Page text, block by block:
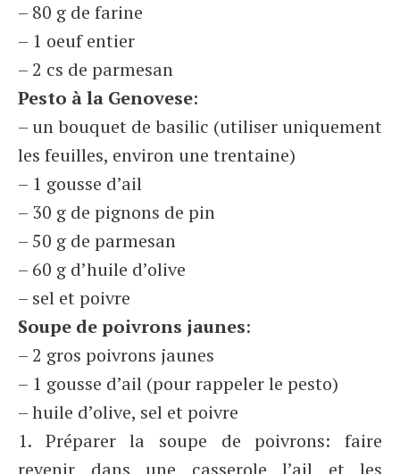
– 80 g de farine
– 1 oeuf entier
– 2 cs de parmesan
Pesto à la Genovese:
– un bouquet de basilic (utiliser uniquement
les feuilles, environ une trentaine)
– 1 gousse d’ail
– 30 g de pignons de pin
– 50 g de parmesan
– 60 g d’huile d’olive
– sel et poivre
Soupe de poivrons jaunes:
– 2 gros poivrons jaunes
– 1 gousse d’ail (pour rappeler le pesto)
– huile d’olive, sel et poivre
1. Préparer la soupe de poivrons: faire
revenir dans une casserole l’ail et les